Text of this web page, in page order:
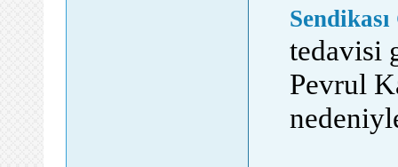
tedavisi
Pevrul